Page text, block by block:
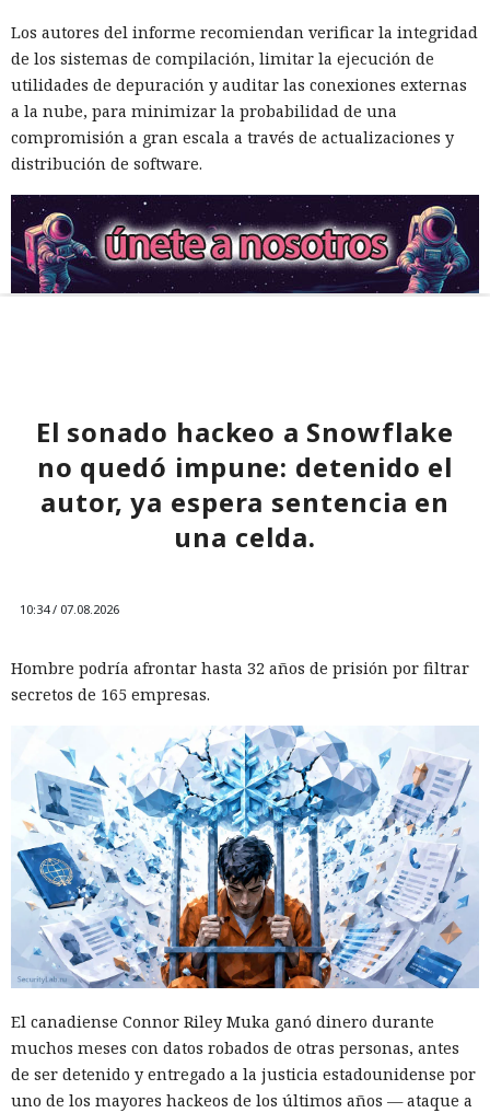
Los autores del informe recomiendan verificar la integridad
de los sistemas de compilación, limitar la ejecución de
utilidades de depuración y auditar las conexiones externas
a la nube, para minimizar la probabilidad de una
compromisión a gran escala a través de actualizaciones y
distribución de software.
El sonado hackeo a Snowflake
no quedó impune: detenido el
autor, ya espera sentencia en
una celda.
10:34 / 07.08.2026
Hombre podría afrontar hasta 32 años de prisión por filtrar
secretos de 165 empresas.
El canadiense Connor Riley Muka ganó dinero durante
muchos meses con datos robados de otras personas, antes
de ser detenido y entregado a la justicia estadounidense por
uno de los mayores hackeos de los últimos años — ataque a